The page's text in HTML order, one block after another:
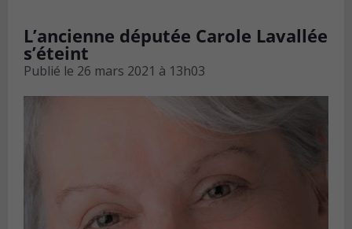
L’ancienne députée Carole Lavallée
s’éteint
Publié le 26 mars 2021 à 13h03